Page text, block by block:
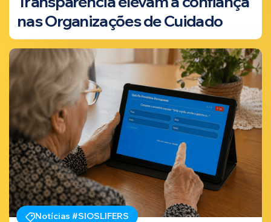
nas Organizações de Cuidado
Notícias #SIOSLIFERS